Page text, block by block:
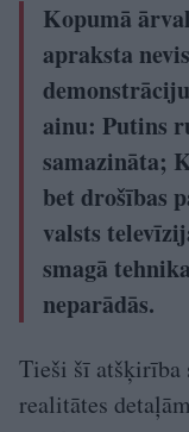
Kopumā
apraksta
ainu: Putins
samazināta;
bet drošības
valsts
smagā
neparādās.
Tieši šī atšķirība
realitātes